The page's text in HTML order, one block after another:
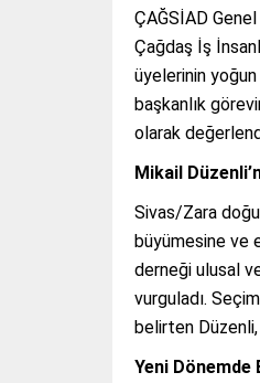
ÇAĞSİAD
Çağdaş İş
üyelerinin
başkanlık
olarak
Mikail
Sivas/Zara
büyümesine ve
derneği ulusal
vurguladı.
belirten Düzenli,
Yeni Dönemde